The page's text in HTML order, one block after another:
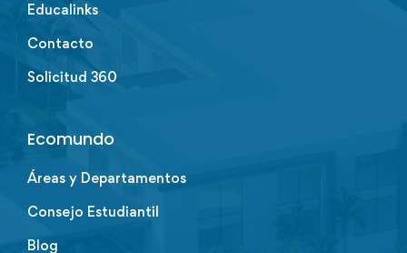
Educalinks
Contacto
Solicitud 360
Ecomundo
Áreas y Departamentos
Consejo Estudiantil
Blog